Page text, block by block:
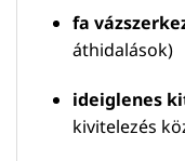
fa
áthidalások)
ideiglenes
kivitelezés